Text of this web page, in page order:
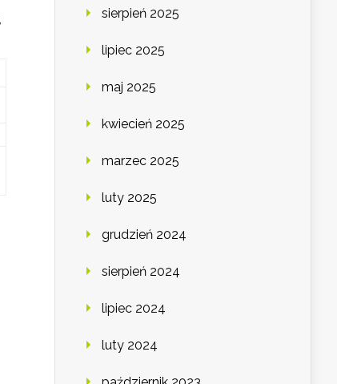
sierpień 2025
lipiec 2025
maj 2025
kwiecień 2025
marzec 2025
luty 2025
grudzień 2024
sierpień 2024
lipiec 2024
luty 2024